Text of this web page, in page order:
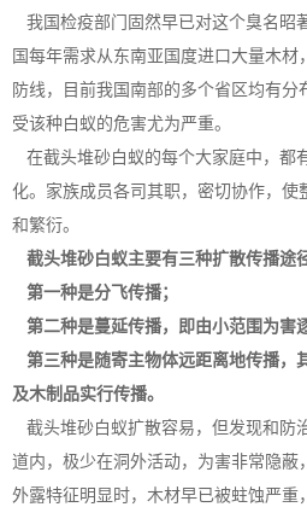
我国检疫部门固然早已对这个臭名昭
国每年需求从东南亚国度进口大量木材
防线，目前我国南部的多个省区均有
受该种白蚁的危害尤为严重。
在截头堆砂白蚁的每个大家庭中，都
化。家族成员各司其职，密切协作，使
和繁衍。
截头堆砂白蚁主要有三种扩散传播途径
第一种是分飞传播；
第二种是蔓延传播，即由小范围为害
第三种是随寄主物体远距离地传播，
及木制品实行传播。
截头堆砂白蚁扩散容易，但发现和防
道内，极少在洞外活动，为害非常隐蔽
外露特征明显时，木材早已被蛀蚀严重